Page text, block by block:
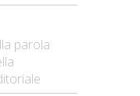
parola